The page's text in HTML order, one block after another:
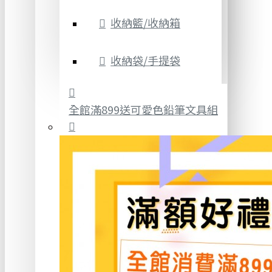
收納籃/收納箱
收納袋/手提袋
全館滿899送可愛色鉛筆文具組